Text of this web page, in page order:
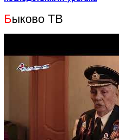
Быково ТВ